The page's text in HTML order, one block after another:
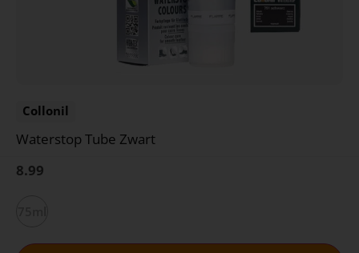
Collonil
Waterstop Tube Zwart
8.99